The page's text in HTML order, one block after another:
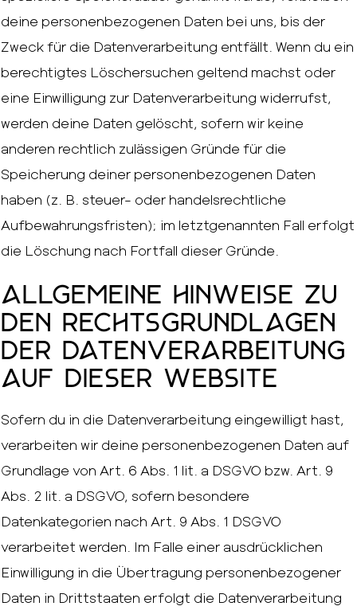
deine personenbezogenen Daten bei uns, bis der
Zweck für die Datenverarbeitung entfällt. Wenn du ein
berechtigtes Löschersuchen geltend machst oder
eine Einwilligung zur Datenverarbeitung widerrufst,
werden deine Daten gelöscht, sofern wir keine
anderen rechtlich zulässigen Gründe für die
Speicherung deiner personenbezogenen Daten
haben (z. B. steuer- oder handelsrechtliche
Aufbewahrungsfristen); im letztgenannten Fall erfolgt
die Löschung nach Fortfall dieser Gründe.
Allgemeine Hinweise zu
den Rechtsgrundlagen
der Datenverarbeitung
auf dieser Website
Sofern du in die Datenverarbeitung eingewilligt hast,
verarbeiten wir deine personenbezogenen Daten auf
Grundlage von Art. 6 Abs. 1 lit. a DSGVO bzw. Art. 9
Abs. 2 lit. a DSGVO, sofern besondere
Datenkategorien nach Art. 9 Abs. 1 DSGVO
verarbeitet werden. Im Falle einer ausdrücklichen
Einwilligung in die Übertragung personenbezogener
Daten in Drittstaaten erfolgt die Datenverarbeitung